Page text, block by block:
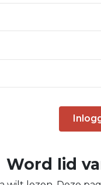
Word lid